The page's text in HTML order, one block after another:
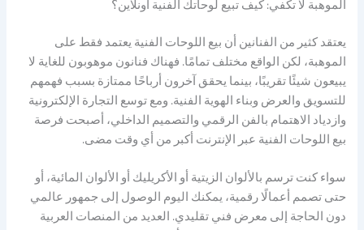
الموهبة لا تكفي: كيف تبيع لوحاتك الفنية أونلاين؟
يعتقد كثير من الفنانين أن بيع اللوحات الفنية يعتمد فقط على
الموهبة، لكن الواقع مختلف تمامًا. فهناك فنانون موهوبون للغاية لا
يبيعون شيئًا تقريبًا، بينما يحقق آخرون أرباحًا ممتازة بسبب فهمهم
للتسويق والعرض وبناء الهوية الفنية. ومع توسع التجارة الإلكترونية
وازدياد الاهتمام بالفن الرقمي والتصميم الداخلي، أصبحت فرصة
بيع اللوحات الفنية عبر الإنترنت أكبر من أي وقت مضى.
سواء كنت ترسم بالألوان الزيتية أو الأكريليك أو الألوان المائية، أو
حتى تصمم أعمالًا رقمية، يمكنك اليوم الوصول إلى جمهور عالمي
دون الحاجة إلى معرض فني تقليدي. العديد من المنصات العربية